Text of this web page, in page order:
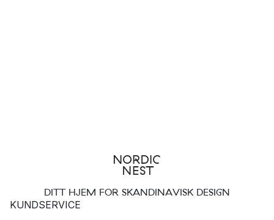
DITT HJEM FOR SKANDINAVISK DESIGN
KUNDSERVICE